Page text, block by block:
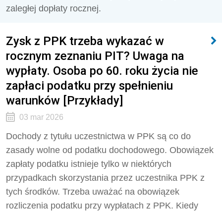
zaległej dopłaty rocznej.
Zysk z PPK trzeba wykazać w
rocznym zeznaniu PIT? Uwaga na
wypłaty. Osoba po 60. roku życia nie
zapłaci podatku przy spełnieniu
warunków [Przykłady]
03 mar 2026
Dochody z tytułu uczestnictwa w PPK są co do
zasady wolne od podatku dochodowego. Obowiązek
zapłaty podatku istnieje tylko w niektórych
przypadkach skorzystania przez uczestnika PPK z
tych środków. Trzeba uważać na obowiązek
rozliczenia podatku przy wypłatach z PPK. Kiedy